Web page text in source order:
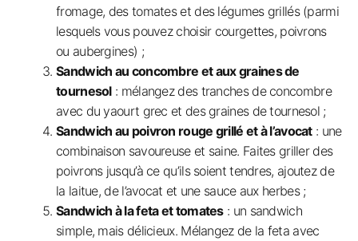
fromage, des tomates et des légumes grillés (parmi
lesquels vous pouvez choisir courgettes, poivrons
ou aubergines) ;
Sandwich au concombre et aux graines de
tournesol: mélangez des tranches de concombre
avec du yaourt grec et des graines de tournesol ;
Sandwich au poivron rouge grillé et à l’avocat: une
combinaison savoureuse et saine. Faites griller des
poivrons jusqu’à ce qu’ils soient tendres, ajoutez de
la laitue, de l’avocat et une sauce aux herbes ;
Sandwich à la feta et tomates: un sandwich
simple, mais délicieux. Mélangez de la feta avec